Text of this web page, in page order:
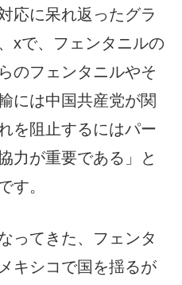
応に呆れ返ったグラ
xで、フェンタニルの
のフェンタニルやそ
には中国共産党が関
を阻止するにはパー
力が重要である」と
す。
ってきた、フェンタ
キシコで国を揺るが